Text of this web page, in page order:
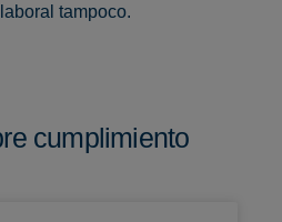
tampoco.
cumplimiento